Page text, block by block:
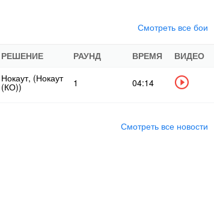
Смотреть все бои
РЕШЕНИЕ РАУНД ВРЕМЯ
ВИДЕО
Нокаут, (Нокаут
(КО)) 1 04:14
Смотреть все новости